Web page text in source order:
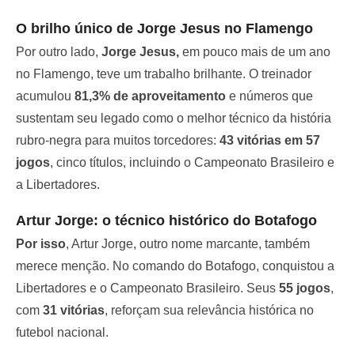
O brilho único de Jorge Jesus no Flamengo
Por outro lado, Jorge Jesus, em pouco mais de um ano
no Flamengo, teve um trabalho brilhante. O treinador
acumulou 81,3% de aproveitamento e números que
sustentam seu legado como o melhor técnico da história
rubro-negra para muitos torcedores: 43 vitórias em 57
jogos, cinco títulos, incluindo o Campeonato Brasileiro e
a Libertadores.
Artur Jorge: o técnico histórico do Botafogo
Por isso, Artur Jorge, outro nome marcante, também
merece menção. No comando do Botafogo, conquistou a
Libertadores e o Campeonato Brasileiro. Seus 55 jogos,
com 31 vitórias, reforçam sua relevância histórica no
futebol nacional.